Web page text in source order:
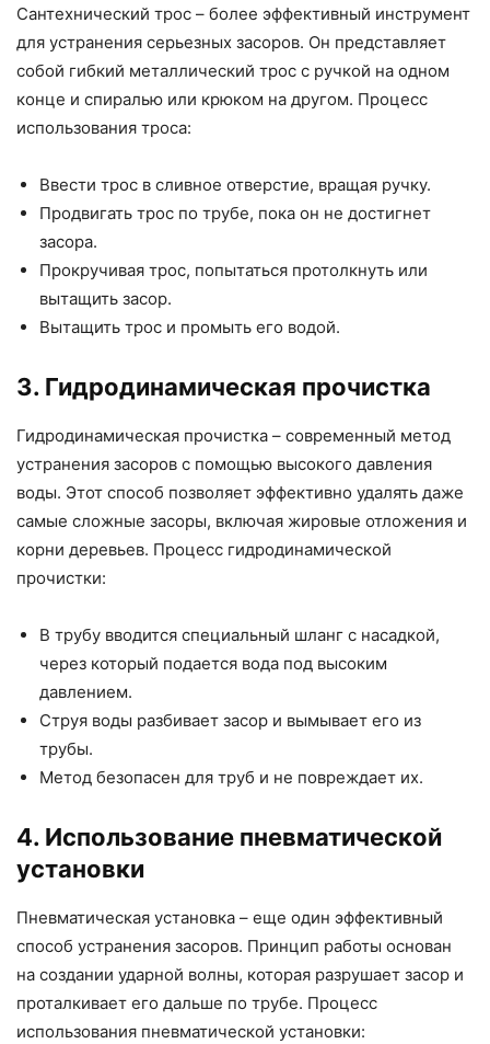
Сантехнический трос – более эффективный инструмент
для устранения серьезных засоров. Он представляет
собой гибкий металлический трос с ручкой на одном
конце и спиралью или крюком на другом. Процесс
использования троса:
Ввести трос в сливное отверстие, вращая ручку.
Продвигать трос по трубе, пока он не достигнет
засора.
Прокручивая трос, попытаться протолкнуть или
вытащить засор.
Вытащить трос и промыть его водой.
3. Гидродинамическая прочистка
Гидродинамическая прочистка – современный метод
устранения засоров с помощью высокого давления
воды. Этот способ позволяет эффективно удалять даже
самые сложные засоры, включая жировые отложения и
корни деревьев. Процесс гидродинамической
прочистки:
В трубу вводится специальный шланг с насадкой,
через который подается вода под высоким
давлением.
Струя воды разбивает засор и вымывает его из
трубы.
Метод безопасен для труб и не повреждает их.
4. Использование пневматической
установки
Пневматическая установка – еще один эффективный
способ устранения засоров. Принцип работы основан
на создании ударной волны, которая разрушает засор и
проталкивает его дальше по трубе. Процесс
использования пневматической установки: